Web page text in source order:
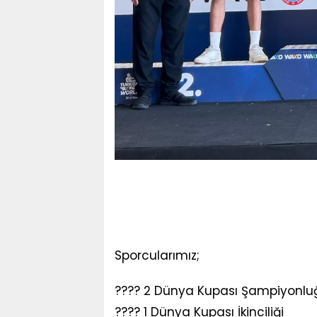
Sporcularımız;
???? 2 Dünya Kupası
???? 1 Dünya Kupası İkinciliği